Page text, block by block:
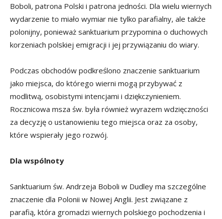
Boboli, patrona Polski i patrona jedności. Dla wielu wiernych
wydarzenie to miało wymiar nie tylko parafialny, ale także
polonijny, ponieważ sanktuarium przypomina o duchowych
korzeniach polskiej emigracji i jej przywiązaniu do wiary.
Podczas obchodów podkreślono znaczenie sanktuarium
jako miejsca, do którego wierni mogą przybywać z
modlitwą, osobistymi intencjami i dziękczynieniem.
Rocznicowa msza św. była również wyrazem wdzięczności
za decyzję o ustanowieniu tego miejsca oraz za osoby,
które wspierały jego rozwój.
Dla wspólnoty
Sanktuarium św. Andrzeja Boboli w Dudley ma szczególne
znaczenie dla Polonii w Nowej Anglii. Jest związane z
parafią, która gromadzi wiernych polskiego pochodzenia i